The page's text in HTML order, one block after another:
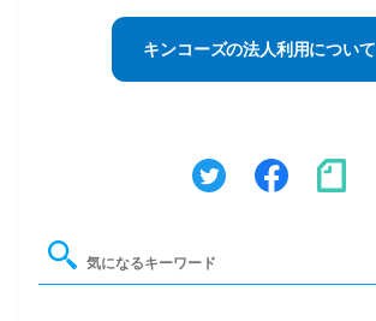
キンコーズの法人利用について